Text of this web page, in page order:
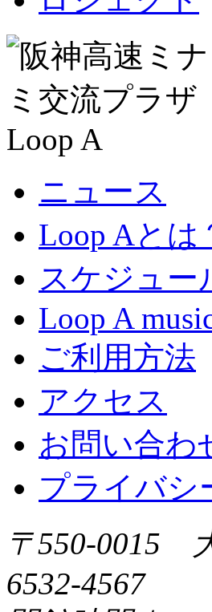
ニュース
Loop Aとは
スケジュー
Loop A
ご利用方法
アクセス
お問い合わ
プライバシ
〒550-0015
6532-4567